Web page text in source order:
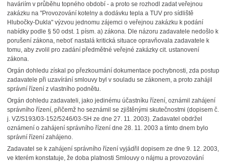
haváriím v průběhu topného období - a proto se rozhodl zadat veřejnou
zakázku na "Provozování kotelny a dodávku tepla a TUV pro sídliště
Hlubočky-Dukla" výzvou jednomu zájemci o veřejnou zakázku k podání
nabídky podle § 50 odst. 1 písm. a) zákona. Dle názoru zadavatele nedošlo k
porušení zákona, neboť nastalá kritická situace opravňovala zadavatele k
tomu, aby zvolil pro zadání předmětné veřejné zakázky cit. ustanovení
zákona.
Orgán dohledu získal po přezkoumání dokumentace pochybnosti, zda postup
zadavatele při uzavírání smlouvy byl v souladu se zákonem, a proto zahájil
správní řízení z vlastního podnětu.
Orgán dohledu zadavateli, jako jedinému účastníku řízení, oznámil zahájení
správního řízení, přičemž ho seznámil se zjištěnými skutečnostmi (dopisem č.
j. VZ/S193/03-152/5246/03-SH ze dne 27. 11. 2003). Zadavatel obdržel
oznámení o zahájení správního řízení dne 28. 11. 2003 a tímto dnem bylo
správní řízení zahájeno.
Zadavatel se k zahájení správního řízení vyjádřil dopisem ze dne 9. 12. 2003,
ve kterém konstatuje, že doba platnosti Smlouvy o nájmu a provozování